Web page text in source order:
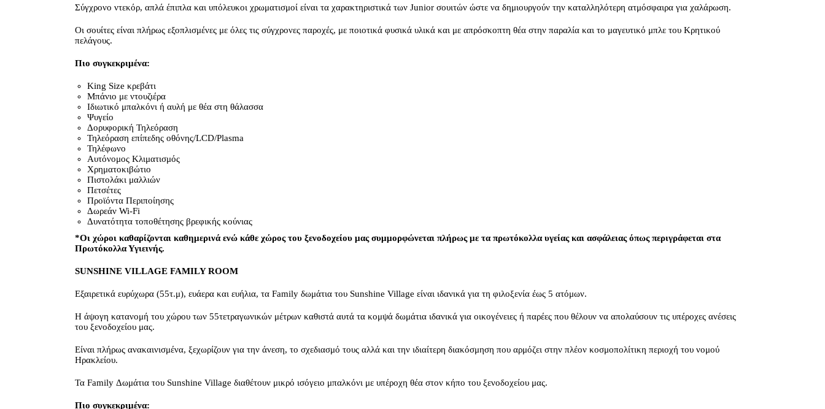
Σύγχρονο ντεκόρ, απλά έπιπλα και υπόλευκοι χρωματισμοί είναι τα χαρακτηριστικά των Junior σουιτών ώστε να δημιουργούν την καταλληλότερη ατμόσφαιρα για χαλάρωση.
Οι σουίτες είναι πλήρως εξοπλισμένες με όλες τις σύγχρονες παροχές, με ποιοτικά φυσικά υλικά και με απρόσκοπτη θέα στην παραλία και το μαγευτικό μπλε του Κρητικού
πελάγους.
Πιο συγκεκριμένα:
King Size κρεβάτι
Μπάνιο με ντουζιέρα
Ιδιωτικό μπαλκόνι ή αυλή με θέα στη θάλασσα
Ψυγείο
Δορυφορική Τηλεόραση
Τηλεόραση επίπεδης οθόνης/LCD/Plasma
Τηλέφωνο
Αυτόνομος Κλιματισμός
Χρηματοκιβώτιο
Πιστολάκι μαλλιών
Πετσέτες
Προϊόντα Περιποίησης
Δωρεάν Wi-Fi
Δυνατότητα τοποθέτησης βρεφικής κούνιας
*Οι χώροι καθαρίζονται καθημερινά ενώ κάθε χώρος του ξενοδοχείου μας συμμορφώνεται πλήρως με τα πρωτόκολλα υγείας και ασφάλειας όπως περιγράφεται στα
Πρωτόκολλα Υγιεινής.
SUNSHINE VILLAGE FAMILY ROOM
Εξαιρετικά ευρύχωρα (55τ.μ), ευάερα και ευήλια, τα Family δωμάτια του Sunshine Village είναι ιδανικά για τη φιλοξενία έως 5 ατόμων.
Η άψογη κατανομή του χώρου των 55τετραγωνικών μέτρων καθιστά αυτά τα κομψά δωμάτια ιδανικά για οικογένειες ή παρέες που θέλουν να απολαύσουν τις υπέροχες ανέσεις
του ξενοδοχείου μας.
Είναι πλήρως ανακαινισμένα, ξεχωρίζουν για την άνεση, το σχεδιασμό τους αλλά και την ιδιαίτερη διακόσμηση που αρμόζει στην πλέον κοσμοπολίτικη περιοχή του νομού
Ηρακλείου.
Τα Family Δωμάτια του Sunshine Village διαθέτουν μικρό ισόγειο μπαλκόνι με υπέροχη θέα στον κήπο του ξενοδοχείου μας.
Πιο συγκεκριμένα: